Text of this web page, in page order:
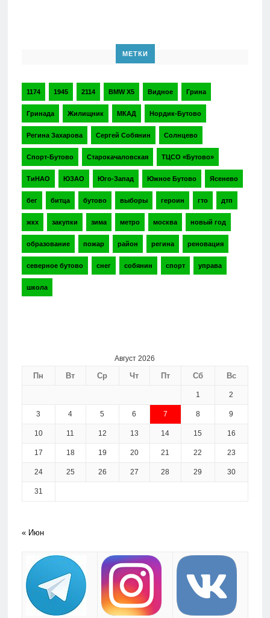
МЕТКИ
1174 1945 2114 BMW X5 Видное Грина
Гринада Жилищник МКАД Нордик-Бутово
Регина Захарова Сергей Собянин Солнцево
Спорт-Бутово Старокачаловская ТЦСО «Бутово»
ТиНАО ЮЗАО Юго-Запад Южное Бутово Ясенево
бег битца бутово выборы героин гто дтп
жкх закупки зима метро москва новый год
образование пожар район регина реновация
северное бутово снег собянин спорт управа
школа
Август 2026
Пн Вт Ср Чт Пт Сб Вс
1 2
3 4 5 6 7 8 9
10 11 12 13 14 15 16
17 18 19 20 21 22 23
24 25 26 27 28 29 30
31
« Июн